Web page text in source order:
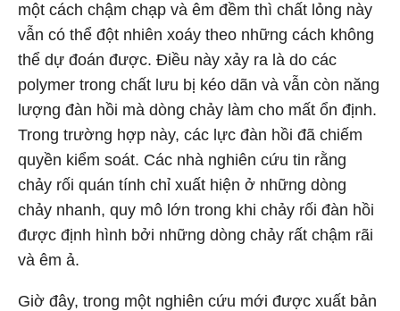
một cách chậm chạp và êm đềm thì chất lỏng này
vẫn có thể đột nhiên xoáy theo những cách không
thể dự đoán được. Điều này xảy ra là do các
polymer trong chất lưu bị kéo dãn và vẫn còn năng
lượng đàn hồi mà dòng chảy làm cho mất ổn định.
Trong trường hợp này, các lực đàn hồi đã chiếm
quyền kiểm soát. Các nhà nghiên cứu tin rằng
chảy rối quán tính chỉ xuất hiện ở những dòng
chảy nhanh, quy mô lớn trong khi chảy rối đàn hồi
được định hình bởi những dòng chảy rất chậm rãi
và êm ả.
Giờ đây, trong một nghiên cứu mới được xuất bản